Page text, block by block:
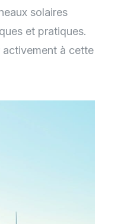
solaires
et pratiques.
activement à cette